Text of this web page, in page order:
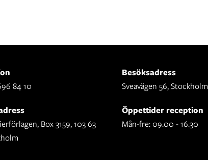
84 10
Besöksadress
Sveavägen 56, Stockholm
Box 3159, 103 63
Öppettider reception
Mån-fre: 09.00 - 16.30